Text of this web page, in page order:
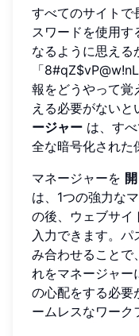
すべてのサイトで
スワードを使用す
なるように思える
「
報をどうやって覚
える必要がない
ージャー は、す
全な暗号化された
マネージャーを 開
は、1つの強力な
の後、ウェブサイ
入力できます。 パ
み合わせることで
れをマネージャー
の心配をする必要
ームレスなワーク